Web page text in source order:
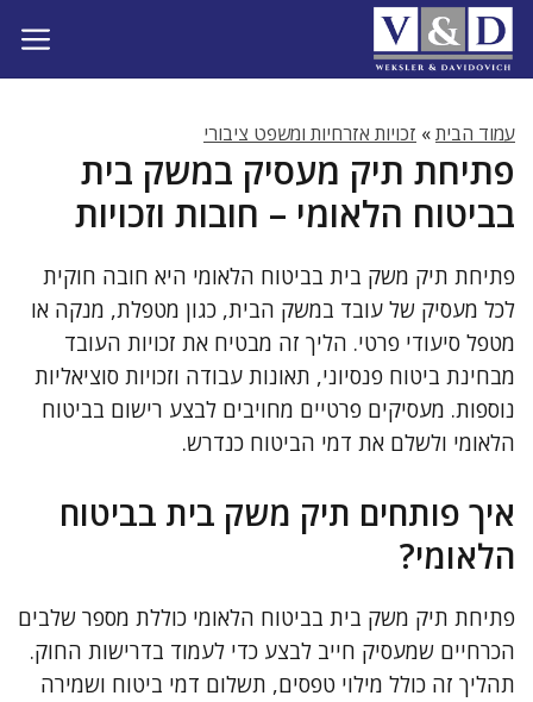
לדלג
לתוכן
עמוד הבית» זכויות אזרחיות ומשפט ציבורי
פתיחת תיק מעסיק במשק בית
בביטוח הלאומי – חובות וזכויות
פתיחת תיק משק בית בביטוח הלאומי היא חובה חוקית
לכל מעסיק של עובד במשק הבית, כגון מטפלת, מנקה או
מטפל סיעודי פרטי. הליך זה מבטיח את זכויות העובד
מבחינת ביטוח פנסיוני, תאונות עבודה וזכויות סוציאליות
נוספות. מעסיקים פרטיים מחויבים לבצע רישום בביטוח
הלאומי ולשלם את דמי הביטוח כנדרש.
איך פותחים תיק משק בית בביטוח
הלאומי?
פתיחת תיק משק בית בביטוח הלאומי כוללת מספר שלבים
הכרחיים שמעסיק חייב לבצע כדי לעמוד בדרישות החוק.
תהליך זה כולל מילוי טפסים, תשלום דמי ביטוח ושמירה